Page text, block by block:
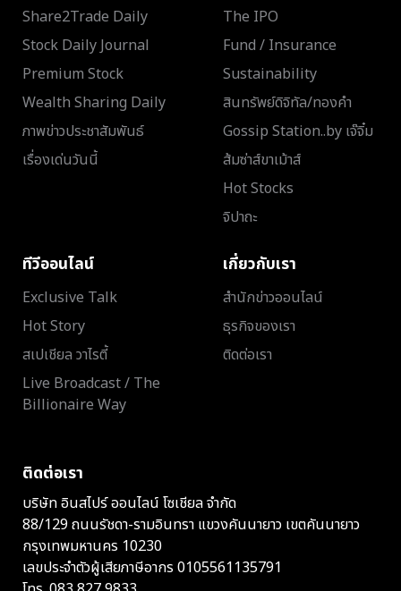
Share2Trade Daily
Stock Daily Journal
Premium Stock
Wealth Sharing Daily
ภาพข่าวประชาสัมพันธ์
เรื่องเด่นวันนี้
The IPO
Fund / Insurance
Sustainability
สินทรัพย์ดิจิทัล/ทองคำ
Gossip Station..by เจ๊จิ๋ม
ส้มซ่าส์ขาเม้าส์
Hot Stocks
จิปาถะ
ทีวีออนไลน์
Exclusive Talk
Hot Story
สเปเชียล วาไรตี้
Live Broadcast / The
Billionaire Way
เกี่ยวกับเรา
สำนักข่าวออนไลน์
ธุรกิจของเรา
ติดต่อเรา
ติดต่อเรา
บริษัท อินสไปร์ ออนไลน์ โซเชียล จำกัด
88/129 ถนนรัชดา-รามอินทรา แขวงคันนายาว เขตคันนายาว
กรุงเทพมหานคร 10230
เลขประจำตัวผู้เสียภาษีอากร 0105561135791